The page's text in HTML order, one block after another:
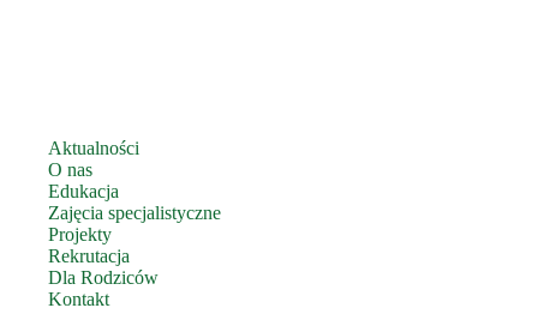
Aktualności
O nas
Edukacja
Zajęcia specjalistyczne
Projekty
Rekrutacja
Dla Rodziców
Kontakt